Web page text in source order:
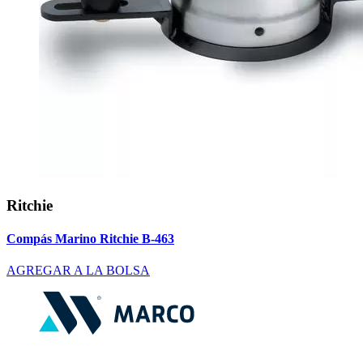
Ritchie
Compás Marino Ritchie B-463
AGREGAR A LA BOLSA